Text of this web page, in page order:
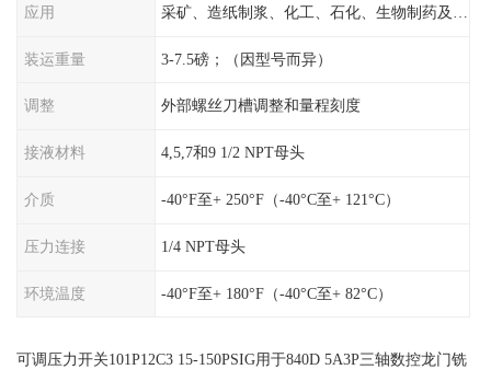
应用
装运重量 3-7.5磅；（因型号而异）
调整 外部螺丝刀槽调整和量程刻度
接液材料 4,5,7和9 1/2 NPT母头
介质 -40°F至+ 250°F（-40°C至+ 121°C）
压力连接 1/4 NPT母头
环境温度 -40°F至+ 180°F（-40°C至+ 82°C）
可调压力开关101P12C3 15-150PSIG用于840D 5A3P三轴数控龙门铣